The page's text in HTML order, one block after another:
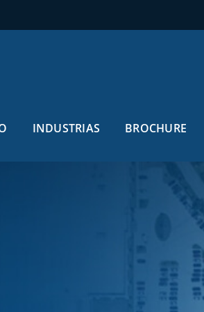
INDUSTRIAS BROCHURE